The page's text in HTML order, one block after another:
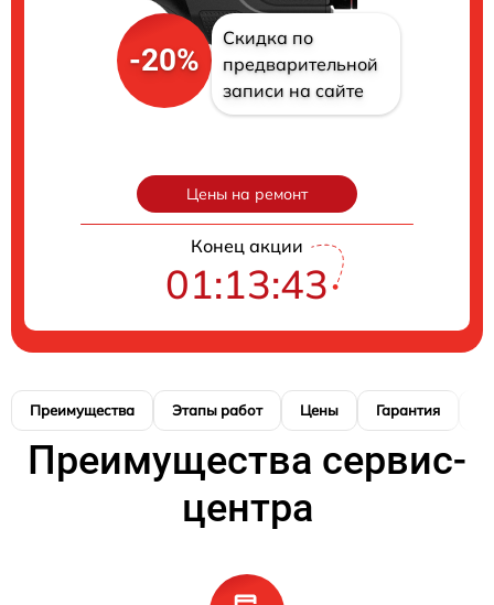
-20%
Скидка по
предварительной
записи на сайте
Цены на ремонт
Конец акции
01:13:42
Преимущества Этапы работ Цены Гарантия
Преимущества сервис-
центра